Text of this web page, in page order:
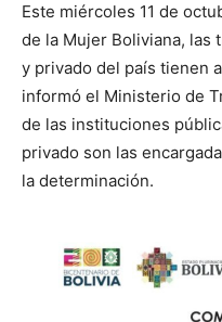
Este miércoles 11 de
de la Mujer Boliviana, las
y privado del país tienen
informó el Ministerio de
de las instituciones
privado son las
la determinación.